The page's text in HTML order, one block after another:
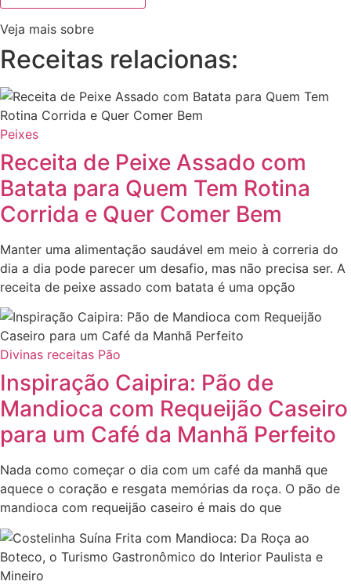
Veja mais sobre
Receitas relacionas:
Peixes
Receita de Peixe Assado com
Batata para Quem Tem Rotina
Corrida e Quer Comer Bem
Manter uma alimentação saudável em meio à correria do
dia a dia pode parecer um desafio, mas não precisa ser. A
receita de peixe assado com batata é uma opção
Divinas receitas Pão
Inspiração Caipira: Pão de
Mandioca com Requeijão Caseiro
para um Café da Manhã Perfeito
Nada como começar o dia com um café da manhã que
aquece o coração e resgata memórias da roça. O pão de
mandioca com requeijão caseiro é mais do que